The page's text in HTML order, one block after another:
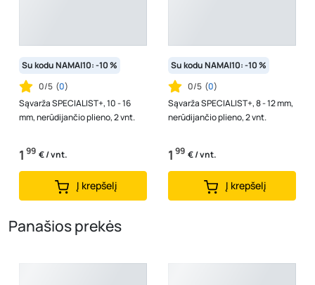
Su kodu NAMAI10: -10 %
0/5 (0)
Sąvarža SPECIALIST+, 10 - 16
mm, nerūdijančio plieno, 2 vnt.
1 99 € / vnt.
Į krepšelį
Su kodu NAMAI10: -10 %
0/5 (0)
Sąvarža SPECIALIST+, 8 - 12 mm,
nerūdijančio plieno, 2 vnt.
1 99 € / vnt.
Į krepšelį
Panašios prekės